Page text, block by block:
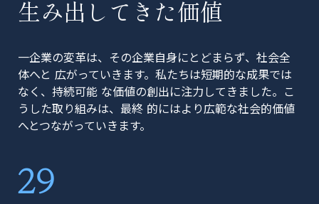
生み出してきた価値
一企業の変革は、その企業自身にとどまらず、社会全
体へと 広がっていきます。私たちは短期的な成果では
なく、持続可能 な価値の創出に注力してきました。こ
うした取り組みは、最終 的にはより広範な社会的価値
へとつながっていきます。
29